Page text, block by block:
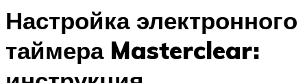
Настройка электронного
таймера Masterclear: